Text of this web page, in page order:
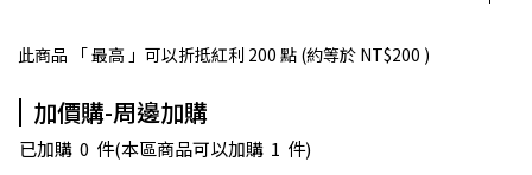
此商品 「 最高 」可以折抵紅利 200 點 (約等於 NT$200 )
加價購-周邊加購
已加購 0 件(本區商品可以加購 1 件)